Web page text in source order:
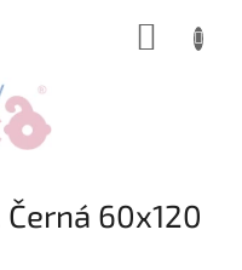
60x120